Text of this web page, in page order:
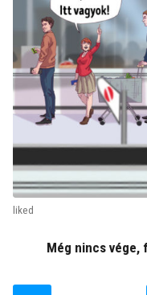
liked
Még nincs vége,